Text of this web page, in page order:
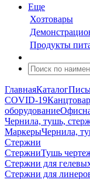
Еще
Хозтовары
Продукты
ГлавнаяКаталог
COVID-19
оборудование
Чернила, тушь,
МаркерыЧернила,
Стержни
СтержниТушь
Стержни для
Стержни для